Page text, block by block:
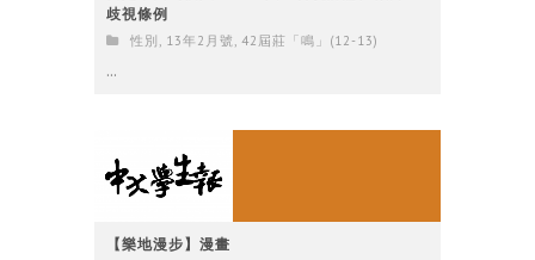
歧視條例
性別 13年2月號 42屆莊「鳴」(12-13)
...
【樂地漫步】漫畫